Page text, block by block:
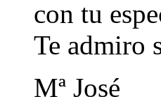
con tu
Te admiro
Mª José